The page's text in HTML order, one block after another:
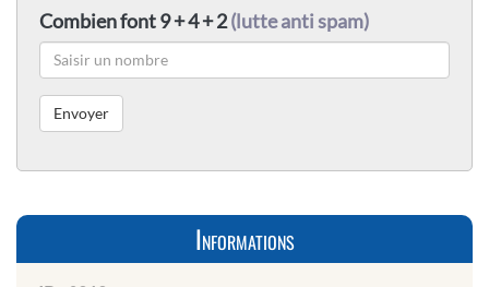
Combien font 9 + 4 + 2(lutte anti spam)
Informations